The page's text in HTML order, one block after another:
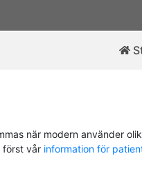
när modern använder
först vår information för